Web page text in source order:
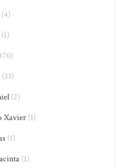
(4)
(1)
(33)
(2)
Xavier(1)
(1)
(1)